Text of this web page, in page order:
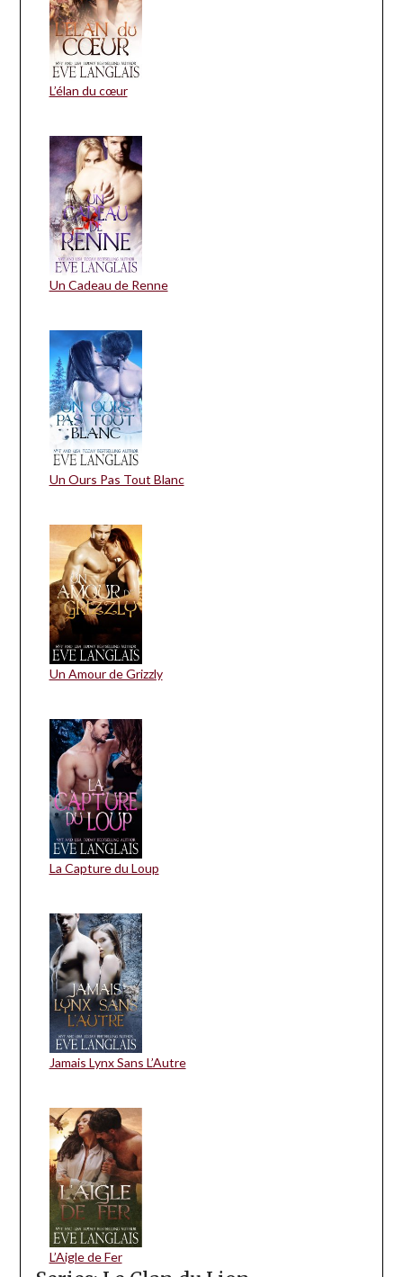
L’élan du cœur
Un Cadeau de Renne
Un Ours Pas Tout Blanc
Un Amour de Grizzly
La Capture du Loup
Jamais Lynx Sans L’Autre
L’Aigle de Fer